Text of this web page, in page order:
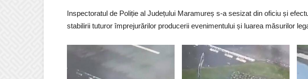
Inspectoratul de Poliție al Județului Maramureș s-a sesizat din oficiu și
stabilirii tuturor împrejurărilor producerii evenimentului și luarea măsurilor